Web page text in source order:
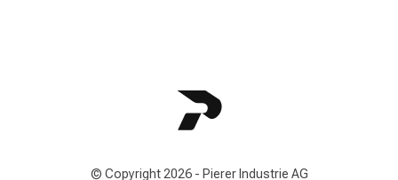
© Copyright 2026 - Pierer Industrie AG